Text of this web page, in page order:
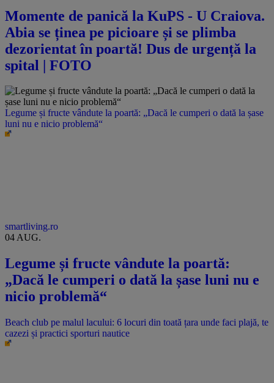
Momente de panică la KuPS - U Craiova.
Abia se ținea pe picioare și se plimba
dezorientat în poartă! Dus de urgență la
spital | FOTO
Legume și fructe vândute la poartă: „Dacă le cumperi o dată la șase
luni nu e nicio problemă“
smartliving.ro
04 AUG.
Legume și fructe vândute la poartă:
„Dacă le cumperi o dată la șase luni nu e
nicio problemă“
Beach club pe malul lacului: 6 locuri din toată țara unde faci plajă, te
cazezi și practici sporturi nautice